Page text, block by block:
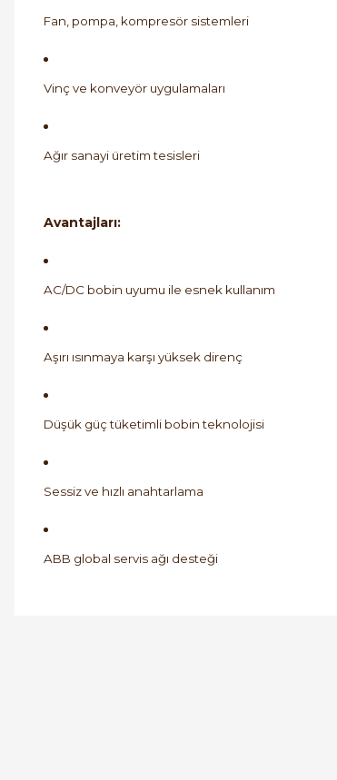
Fan, pompa, kompresör sistemleri
Vinç ve konveyör uygulamaları
Ağır sanayi üretim tesisleri
Avantajları:
AC/DC bobin uyumu ile esnek kullanım
Aşırı ısınmaya karşı yüksek direnç
Düşük güç tüketimli bobin teknolojisi
Sessiz ve hızlı anahtarlama
ABB global servis ağı desteği